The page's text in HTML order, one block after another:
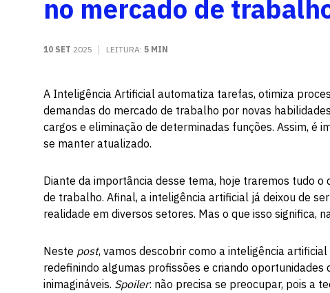
no mercado de
10 SET 2025 LEITURA: 5 MIN
A Inteligência Artificial automatiza tarefas, otimiza
demandas do mercado de trabalho por novas
cargos e eliminação de determinadas funções. Assim, é
se manter atualizado.
Diante da importância desse tema, hoje traremos tudo
de trabalho. Afinal, a inteligência artificial já deixou de
realidade em diversos setores. Mas o que isso significa,
Neste post, vamos descobrir como a inteligência
redefinindo algumas profissões e criando
inimagináveis. Spoiler: não precisa se preocupar, pois a